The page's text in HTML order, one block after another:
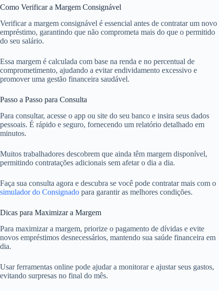
Como Verificar a Margem Consignável
Verificar a margem consignável é essencial antes de contratar um novo
empréstimo, garantindo que não comprometa mais do que o permitido
do seu salário.
Essa margem é calculada com base na renda e no percentual de
comprometimento, ajudando a evitar endividamento excessivo e
promover uma gestão financeira saudável.
Passo a Passo para Consulta
Para consultar, acesse o app ou site do seu banco e insira seus dados
pessoais. É rápido e seguro, fornecendo um relatório detalhado em
minutos.
Muitos trabalhadores descobrem que ainda têm margem disponível,
permitindo contratações adicionais sem afetar o dia a dia.
Faça sua consulta agora e descubra se você pode contratar mais com o
simulador do Consignado para garantir as melhores condições.
Dicas para Maximizar a Margem
Para maximizar a margem, priorize o pagamento de dívidas e evite
novos empréstimos desnecessários, mantendo sua saúde financeira em
dia.
Usar ferramentas online pode ajudar a monitorar e ajustar seus gastos,
evitando surpresas no final do mês.